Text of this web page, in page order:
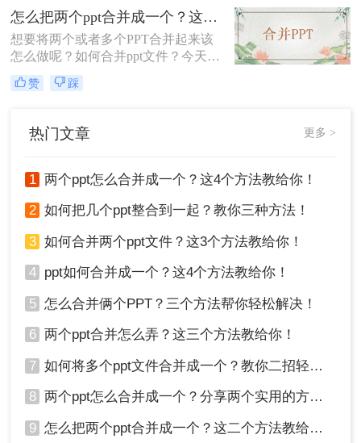
个命令吧？可是这样可太慢了，很麻
烦，而且格式还容易乱。那么如何合
并两个ppt呢？面一起看看吧。
怎么把两个ppt合并成一个？这二个方法教给你！
想要将两个或者多个PPT合并起来该
怎么做呢？如何合并ppt文件？今天小
编就给大家分享一个很好用的方法，
我们在办公中经常也会需要合并一些
要用到的时候就不会不知所措了，下
面来给大家详细讲讲怎么把两个ppt合
赞 踩
热门文章 更多 >
1 两个ppt怎么合并成一个？这4个方法教给你！
2 如何把几个ppt整合到一起？教你三种方法！
3 如何合并两个ppt文件？这3个方法教给你！
4 ppt如何合并成一个？这4个方法教给你！
5 怎么合并俩个PPT？三个方法帮你轻松解决！
6 两个ppt合并怎么弄？这三个方法教给你！
7 如何将多个ppt文件合并成一个？教你二招轻松搞定！
8 两个ppt怎么合并成一个？分享两个实用的方法！
9 怎么把两个ppt合并成一个？这二个方法教给你！